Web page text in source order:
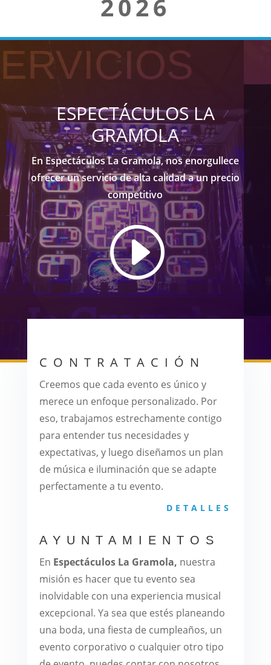
2026
ESPECTÁCULOS LA
GRAMOLA
En Espectáculos La Gramola, nos enorgullece
ofrecer un servicio de alta calidad a un precio
competitivo
I
CONTRATACIÓN
Creemos que cada evento es único y
merece un enfoque personalizado. Por
eso, trabajamos estrechamente contigo
para entender tus necesidades y
expectativas, y luego diseñamos un plan
de música e iluminación que se adapte
perfectamente a tu evento.
DETALLES
AYUNTAMIENTOS
En Espectáculos La Gramola, nuestra
misión es hacer que tu evento sea
inolvidable con una experiencia musical
excepcional. Ya sea que estés planeando
una boda, una fiesta de cumpleaños, un
evento corporativo o cualquier otro tipo